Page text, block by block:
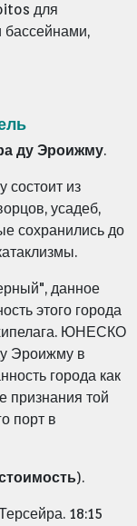
для
бассейнами,
ду Эроижму.
состоит из
усадеб,
сохранились до
данное
этого города
ЮНЕСКО
Эроижму в
города как
признания той
порт в
).
18:15